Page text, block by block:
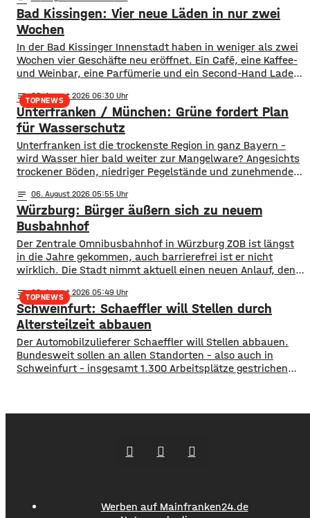
Bad Kissingen: Vier neue Läden in nur zwei
Wochen
In der Bad Kissinger Innenstadt haben in weniger als zwei
Wochen vier Geschäfte neu eröffnet. Ein Café, eine Kaffee-
und Weinbar, eine Parfümerie und ein Second-Hand Laden
Kissingens Oberbürgermeister Dirk Vogel und der
Wirtschaftsförderer der Stadt Sebastian Bünner sehen
damit ihr Engagement und den aktuellen Kurs der
TOPNEWS
notes 06. August 2026 06:30
Unterfranken / München: Grüne fordert Plan
für Wasserschutz
​​Unterfranken ist die trockenste Region in ganz Bayern –
wird Wasser hier bald weiter zur Mangelware? Angesichts
trockener Böden, niedriger Pegelstände und zunehmender
​Mit einem neuen Antrag fordern sie einen 10-Punkte-
Wasser-Notfallplan für Bayern. ​Die Grünen-Fraktion hat
dabei kurzfristige und langfristige Maßnahmen im Petto.
So sollen unter anderem
notes 06. August 2026 05:55
Würzburg: Bürger äußern sich zu neuem
Busbahnhof
Der Zentrale Omnibusbahnhof in Würzburg ZOB ist längst
in die Jahre gekommen, auch barrierefrei ist er nicht
wirklich. Die Stadt nimmt aktuell einen neuen Anlauf, den
gesamten Busverkehr umzugestalten. In einer
Bürgerbeteiligung konnten die Würzburger jetzt Lob, Kritik
und Wünsche einbringen. Was gut funktioniert sind
demnach die
TOPNEWS
notes 06. August 2026 05:49
Schweinfurt: Schaeffler will Stellen durch
Altersteilzeit abbauen
Der Automobilzulieferer Schaeffler will Stellen abbauen.
Bundesweit sollen an allen Standorten – also auch in
Schweinfurt – insgesamt 1.300 Arbeitsplätze gestrichen
Werben auf Mainfranken24.de